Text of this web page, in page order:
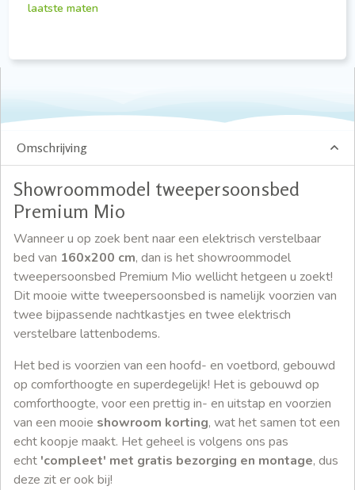
laatste maten
Omschrijving
Showroommodel tweepersoonsbed
Premium Mio
Wanneer u op zoek bent naar een elektrisch verstelbaar
bed van 160x200 cm, dan is het showroommodel
tweepersoonsbed Premium Mio wellicht hetgeen u zoekt!
Dit mooie witte tweepersoonsbed is namelijk voorzien van
twee bijpassende nachtkastjes en twee elektrisch
verstelbare lattenbodems.
Het bed is voorzien van een hoofd- en voetbord, gebouwd
op comforthoogte en superdegelijk! Het is gebouwd op
comforthoogte, voor een prettig in- en uitstap en voorzien
van een mooie showroom korting, wat het samen tot een
echt koopje maakt. Het geheel is volgens ons pas
echt 'compleet' met gratis bezorging en montage, dus
deze zit er ook bij!